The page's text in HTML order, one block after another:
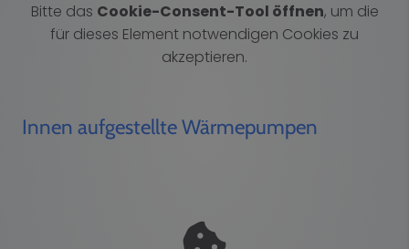
Bitte das Cookie-Consent-Tool öffnen, um die
für dieses Element notwendigen Cookies zu
akzeptieren.
Innen aufgestellte Wärmepumpen